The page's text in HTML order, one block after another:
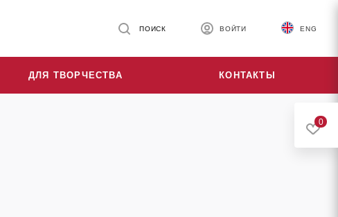
ENG
ВОЙТИ
ПОИСК
ДЛЯ ТВОРЧЕСТВА КОНТАКТЫ
0